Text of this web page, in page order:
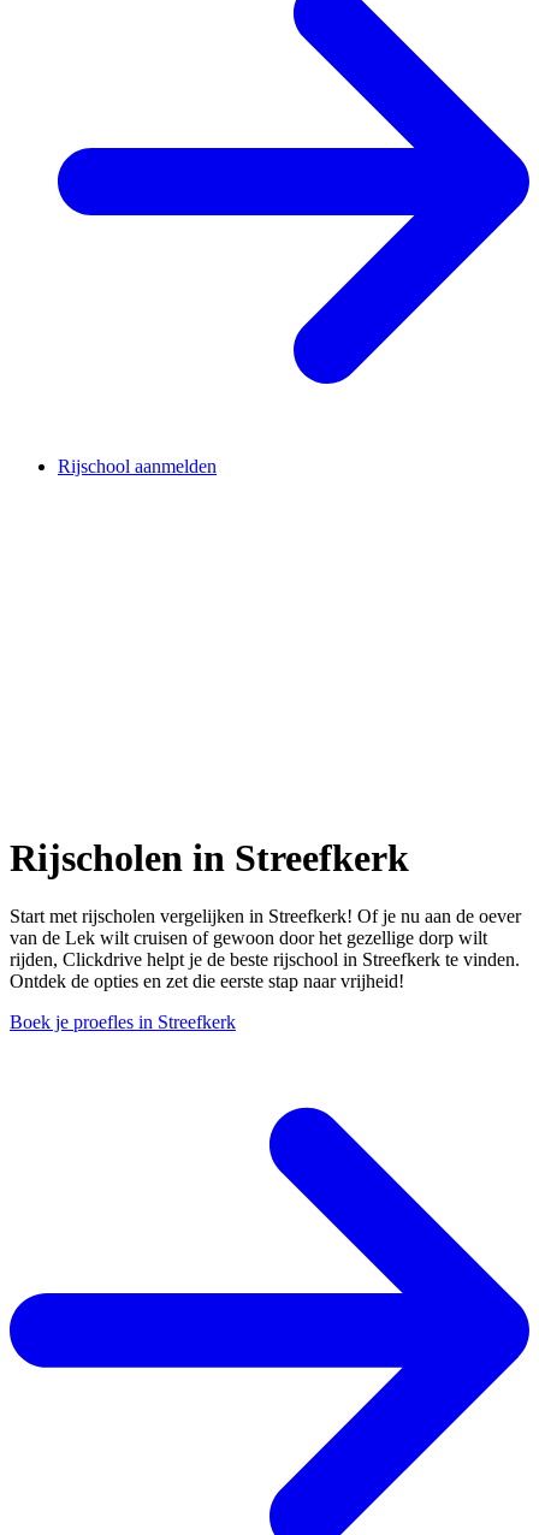
Rijschool aanmelden
Rijscholen in Streefkerk
Start met rijscholen vergelijken in Streefkerk! Of je nu aan de oever
van de Lek wilt cruisen of gewoon door het gezellige dorp wilt
rijden, Clickdrive helpt je de beste rijschool in Streefkerk te vinden.
Ontdek de opties en zet die eerste stap naar vrijheid!
Boek je proefles in Streefkerk